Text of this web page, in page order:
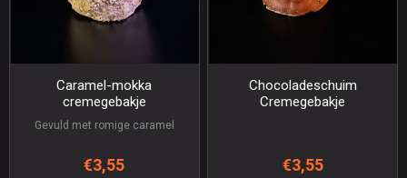
Caramel-mokka
cremegebakje
Gevuld met romige caramel
€3,55
Chocoladeschuim
Cremegebakje
€3,55